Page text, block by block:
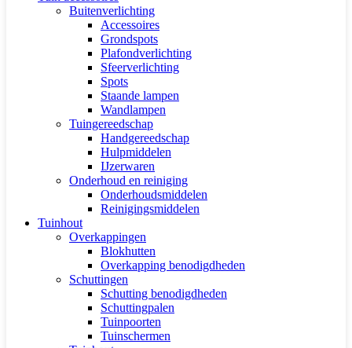
Buitenverlichting
Accessoires
Grondspots
Plafondverlichting
Sfeerverlichting
Spots
Staande lampen
Wandlampen
Tuingereedschap
Handgereedschap
Hulpmiddelen
IJzerwaren
Onderhoud en reiniging
Onderhoudsmiddelen
Reinigingsmiddelen
Tuinhout
Overkappingen
Blokhutten
Overkapping benodigdheden
Schuttingen
Schutting benodigdheden
Schuttingpalen
Tuinpoorten
Tuinschermen